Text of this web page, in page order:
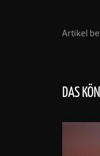
Artikel
DAS